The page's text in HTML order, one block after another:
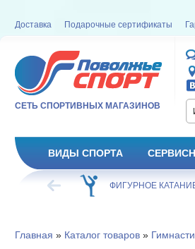
Доставка Подарочные сертификаты
СЕТЬ СПОРТИВНЫХ МАГАЗИНОВ
ВИДЫ СПОРТА
ХОККЕЙ ФИГУРНОЕ
Главная » Каталог товаров»